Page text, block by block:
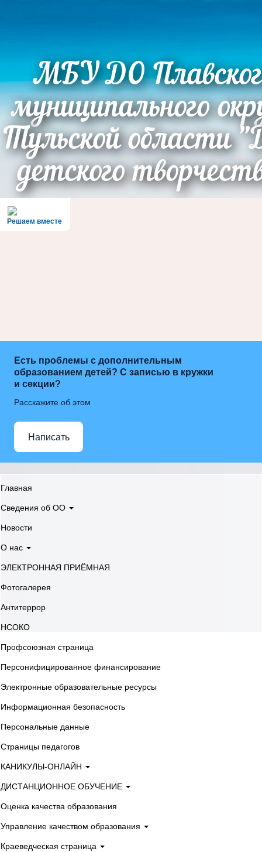
МБУ ДО
муниципального
Тульской области
детского
Решаем вместе
Есть проблемы с дополнительным
образованием детей? С записью в кружки
и секции?
Расскажите об этом
Написать
Главная
Сведения об ОО
Новости
О нас
ЭЛЕКТРОННАЯ ПРИЁМНАЯ
Фотогалерея
Антитеррор
НСОКО
Профсоюзная страница
Персонифицированное финансирование
Электронные образовательные ресурсы
Информационная безопасность
Персональные данные
Страницы педагогов
КАНИКУЛЫ-ОНЛАЙН
ДИСТАНЦИОННОЕ ОБУЧЕНИЕ
Оценка качества образования
Управление качеством образования
Краеведческая страница